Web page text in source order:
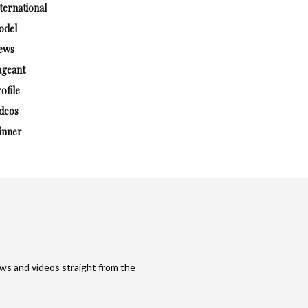
and videos straight from the